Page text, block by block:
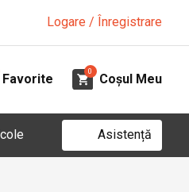
Logare / Înregistrare
Favorite
0
Coșul Meu
Asistență